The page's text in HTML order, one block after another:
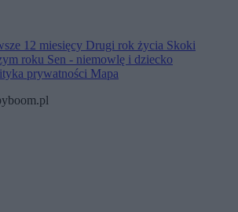
12 miesięcy Drugi rok życia Skoki
roku Sen - niemowlę i dziecko
prywatności Mapa